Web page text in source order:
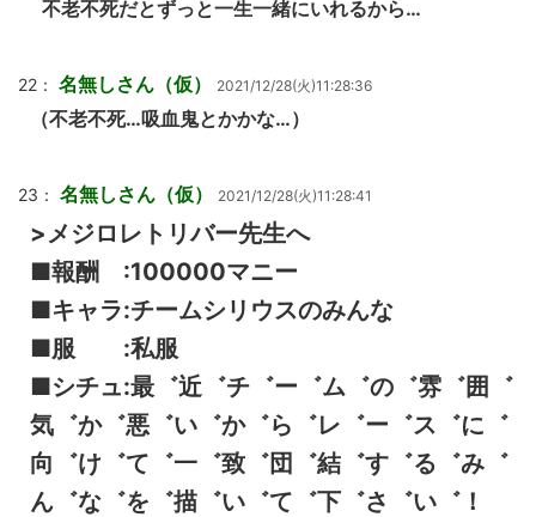
不老不死だとずっと一生一緒にいれるから…
22： 名無しさん（仮） 2021/12/28(火)11:28:36
（不老不死…吸血鬼とかかな…）
23： 名無しさん（仮） 2021/12/28(火)11:28:41
>メジロレトリバー先生へ
■報酬 :100000マニー
■キャラ:チームシリウスのみんな
■服 :私服
■シチュ:最゛近゛チ゛ー゛ム゛の゛雰゛囲゛
気゛か゛悪゛い゛か゛ら゛レ゛ー゛ス゛に゛
向゛け゛て゛一゛致゛団゛結゛す゛る゛み゛
ん゛な゛を゛描゛い゛て゛下゛さ゛い゛！